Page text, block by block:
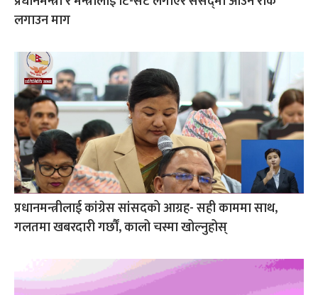
लगाउन माग
प्रधानमन्त्रीलाई कांग्रेस सांसदको आग्रह- सही काममा साथ,
गलतमा खबरदारी गर्छौं, कालो चस्मा खोल्नुहोस्